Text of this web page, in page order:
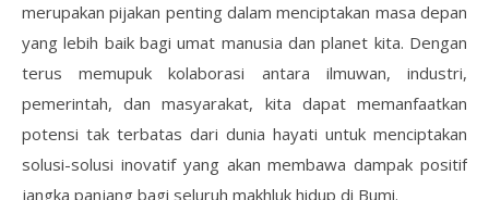
merupakan pijakan penting dalam menciptakan masa depan
yang lebih baik bagi umat manusia dan planet kita. Dengan
terus memupuk kolaborasi antara ilmuwan, industri,
pemerintah, dan masyarakat, kita dapat memanfaatkan
potensi tak terbatas dari dunia hayati untuk menciptakan
solusi-solusi inovatif yang akan membawa dampak positif
jangka panjang bagi seluruh makhluk hidup di Bumi.